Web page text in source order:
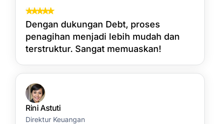
Dengan dukungan Debt, proses
penagihan menjadi lebih mudah dan
terstruktur. Sangat memuaskan!
Rini Astuti
Direktur Keuangan